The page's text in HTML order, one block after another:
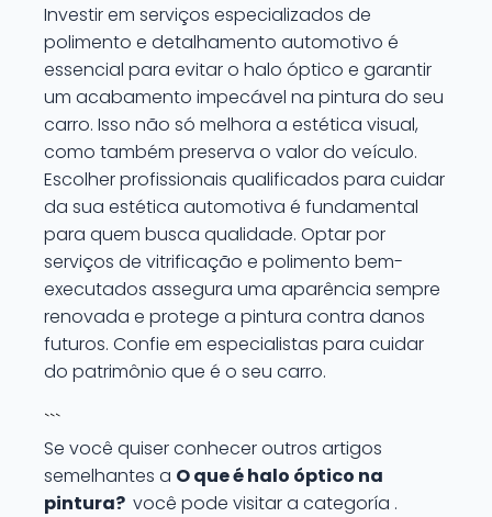
Investir em serviços especializados de
polimento e detalhamento automotivo é
essencial para evitar o halo óptico e garantir
um acabamento impecável na pintura do seu
carro. Isso não só melhora a estética visual,
como também preserva o valor do veículo.
Escolher profissionais qualificados para cuidar
da sua estética automotiva é fundamental
para quem busca qualidade. Optar por
serviços de vitrificação e polimento bem-
executados assegura uma aparência sempre
renovada e protege a pintura contra danos
futuros. Confie em especialistas para cuidar
do patrimônio que é o seu carro.
```
Se você quiser conhecer outros artigos
semelhantes a O que é halo óptico na
pintura? você pode visitar a categoría .